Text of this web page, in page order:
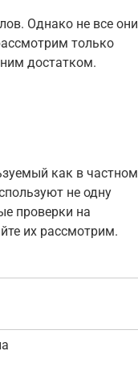
Однако не все они
только
достатком.
как в частном
не одну
проверки на
их рассмотрим.